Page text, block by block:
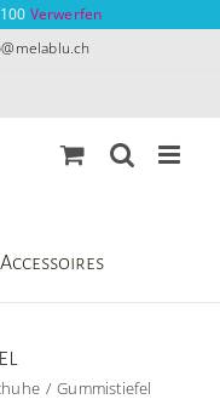
Verwerfen
Gummistiefel